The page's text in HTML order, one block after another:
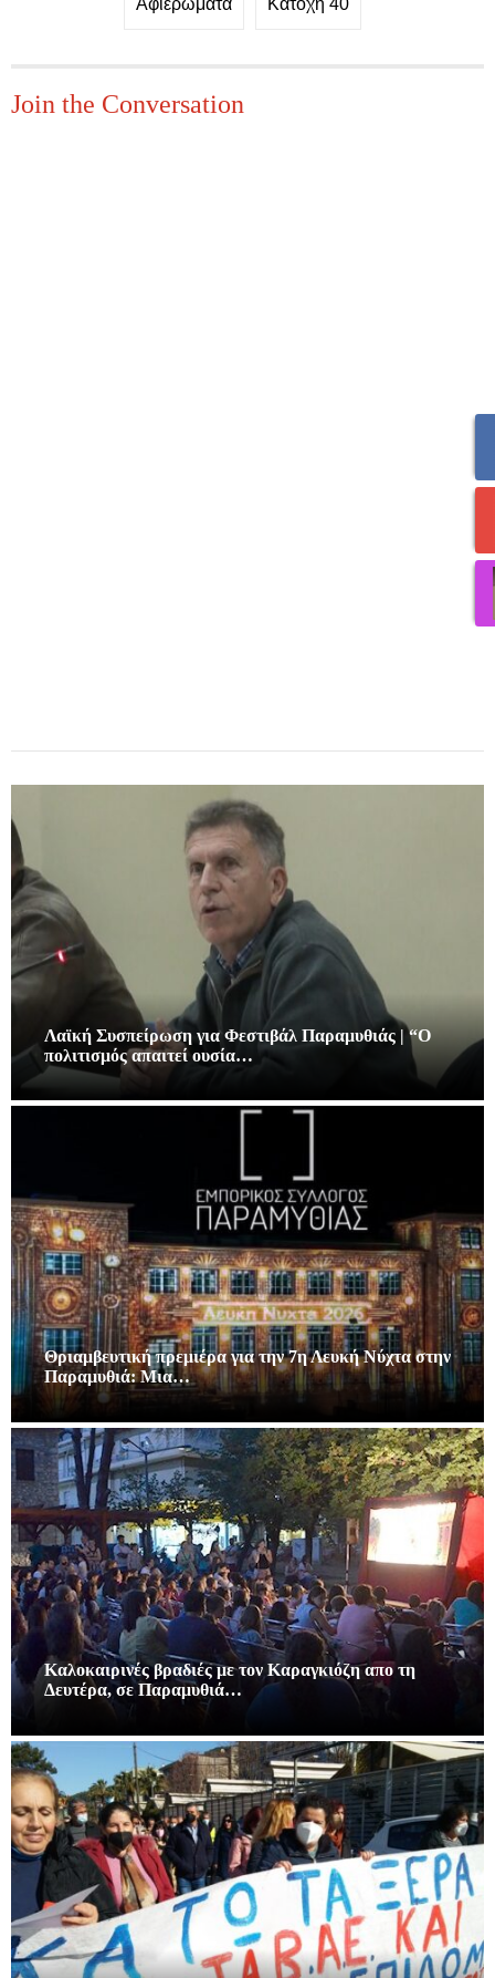
Join the Conversation
Λαϊκή Συσπείρωση για Φεστιβάλ Παραμυθιάς | “Ο
πολιτισμός απαιτεί ουσία…
Θριαμβευτική πρεμιέρα για την 7η Λευκή Νύχτα στην
Παραμυθιά: Μια…
Καλοκαιρινές βραδιές με τον Καραγκιόζη απο τη
Δευτέρα, σε Παραμυθιά…